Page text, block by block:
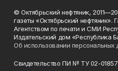
© Октябрьский нефтяник,
газеты «Октябрьский нефтяник».
Агентством по печати и СМИ
Издательский дом «Республика
Об использовании персональных
Свидетельство ПИ № ТУ 02-01857